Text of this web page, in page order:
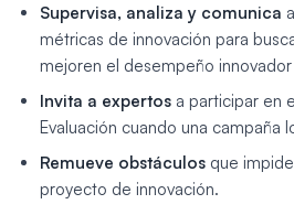
Supervisa, analiza y comunica
métricas de innovación para
mejoren el desempeño
Invita a expertos a participar en
Evaluación cuando una campaña
Remueve obstáculos que
proyecto de innovación.